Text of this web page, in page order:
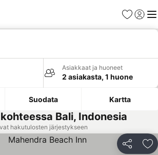
Suosikit
Asiakkaat ja huoneet
2 asiakasta, 1 huone
Suodata Kartta
Bali, Indonesia
hakutulosten järjestykseen
Jaa